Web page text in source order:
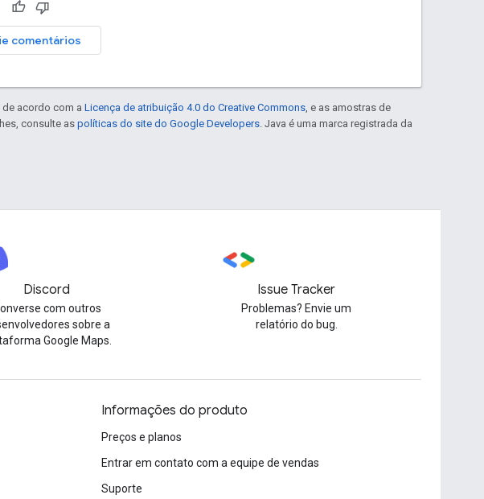
comentários
de acordo com a Licença de atribuição 4.0 do Creative Commons , e as amostras de
consulte aspolíticas do site do Google Developers . Java é uma marca registrada da
Discord
com outros
sobre a
Google Maps.
Issue Tracker
Problemas? Envie um
relatório do bug.
Informações do produto
Preços e planos
Entrar em contato com a equipe de vendas
Suporte